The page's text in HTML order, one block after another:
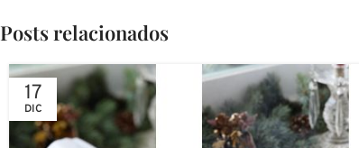
Posts relacionados
17
DIC